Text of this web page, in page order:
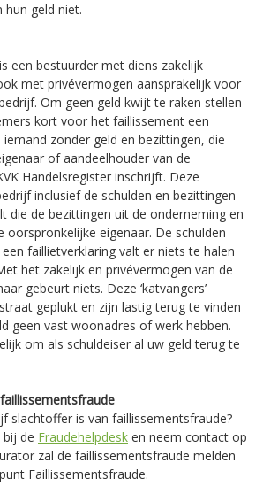
hun geld niet.
een bestuurder met diens zakelijk
met privévermogen aansprakelijk voor
Om geen geld kwijt te raken stellen
kort voor het faillissement een
iemand zonder geld en bezittingen, die
of aandeelhouder van de
Handelsregister inschrijft. Deze
inclusief de schulden en bezittingen
die de bezittingen uit de onderneming en
oorspronkelijke eigenaar. De schulden
faillietverklaring valt er niets te halen
het zakelijk en privévermogen van de
gebeurt niets. Deze ‘katvangers’
geplukt en zijn lastig terug te vinden
geen vast woonadres of werk hebben.
om als schuldeiser al uw geld terug te
slachtoffer is van faillissementsfraude?
de Fraudehelpdesk en neem contact op
zal de faillissementsfraude melden
Faillissementsfraude.